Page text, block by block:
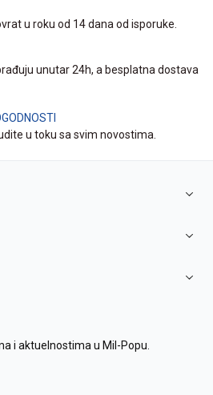
u roku od 14 dana od isporuke.
unutar 24h, a besplatna dostava
u toku sa svim novostima.
i aktuelnostima u Mil-Popu.